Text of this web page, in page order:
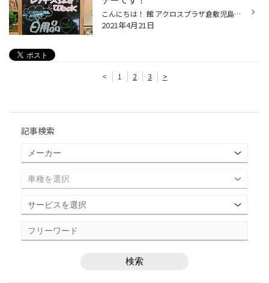
こんにちは！ 館 アクロスプラザ倉敷児島店スタッフのスマスです！ いつも当店をご利用いただきありがとうございます！ 明日の木曜日は～・・・。 好評頂いている一週間に一度の女性の方にお得がいっぱいレディースデー開催します！ レディースデーではなんと！！エンジンオイルや バッテリーやエア...
2021年4月21日
< 1 2 3 >
記事検索